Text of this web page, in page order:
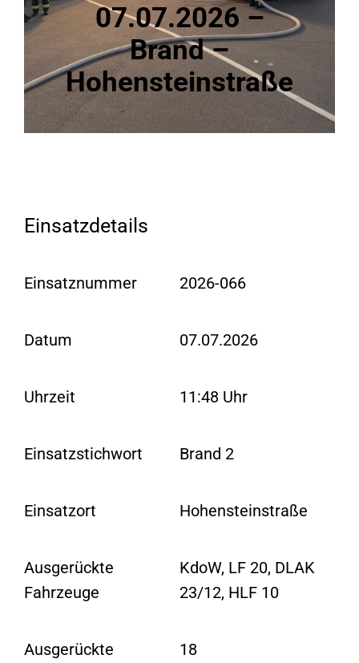
07.07.2026 –
Brand –
Hohensteinstraße
Einsatzdetails
Einsatznummer 2026-066
Datum 07.07.2026
Uhrzeit 11:48 Uhr
Einsatzstichwort Brand 2
Einsatzort Hohensteinstraße
Ausgerückte
Fahrzeuge
KdoW, LF 20, DLAK
23/12, HLF 10
Ausgerückte
18